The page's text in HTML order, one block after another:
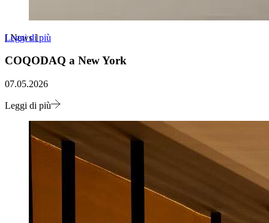
Leggi di più
[News]
COQODAQ a New York
07.05.2026
Leggi di più